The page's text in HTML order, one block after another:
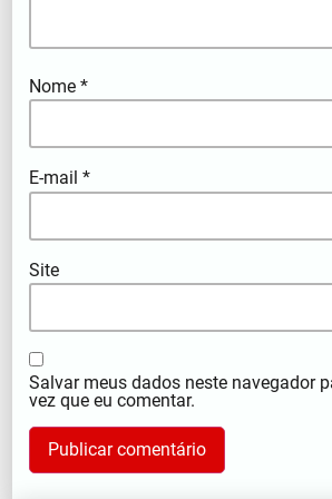
Nome*
E-mail*
Site
Salvar meus dados neste navegador
vez que eu comentar.